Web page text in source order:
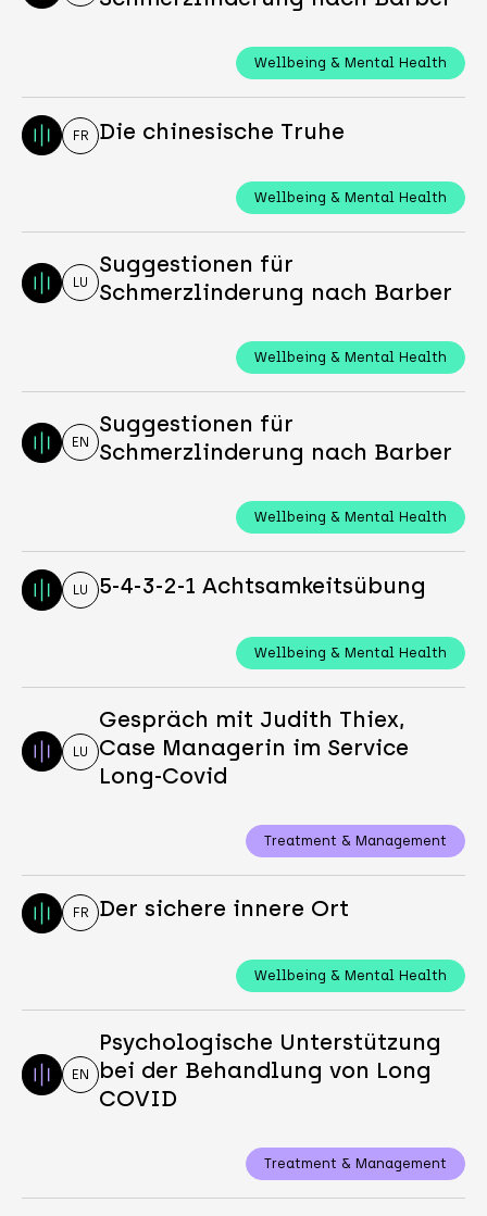
Wellbeing & Mental Health
FR Die chinesische Truhe
Wellbeing & Mental Health
LU
Suggestionen für
Schmerzlinderung nach Barber
Wellbeing & Mental Health
EN
Suggestionen für
Schmerzlinderung nach Barber
Wellbeing & Mental Health
LU 5-4-3-2-1 Achtsamkeitsübung
Wellbeing & Mental Health
LU
Gespräch mit Judith Thiex,
Case Managerin im Service
Long-Covid
Treatment & Management
FR Der sichere innere Ort
Wellbeing & Mental Health
EN
Psychologische Unterstützung
bei der Behandlung von Long
COVID
Treatment & Management